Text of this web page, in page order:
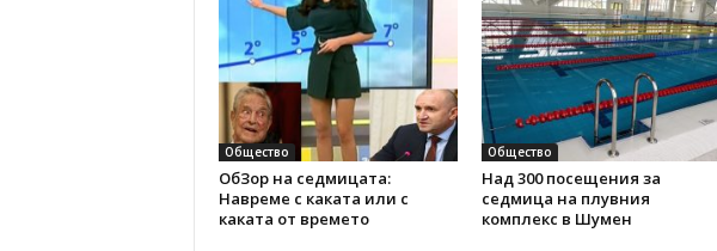
Общество
ОбЗор на седмицата:
Навреме с каката или с
каката от времето
Общество
Над 300 посещения за
седмица на плувния
комплекс в Шумен